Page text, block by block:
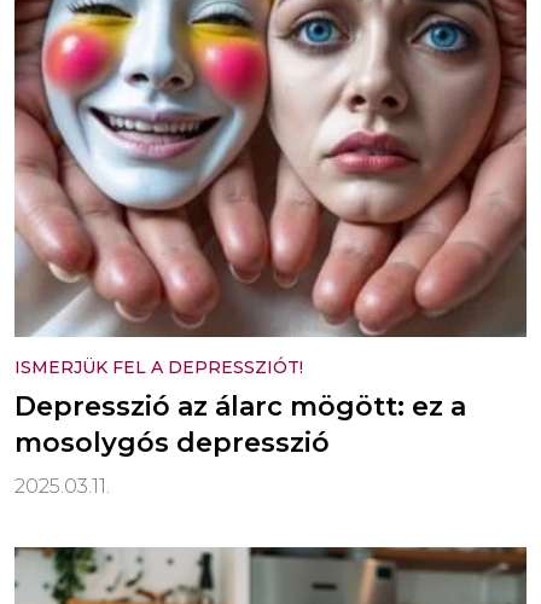
ISMERJÜK FEL A DEPRESSZIÓT!
Depresszió az álarc mögött: ez a
mosolygós depresszió
2025.03.11.